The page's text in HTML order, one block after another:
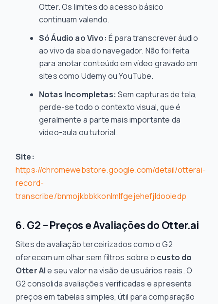
Otter. Os limites do acesso básico
continuam valendo.
Só Áudio ao Vivo: É para transcrever áudio
ao vivo da aba do navegador. Não foi feita
para anotar conteúdo em vídeo gravado em
sites como Udemy ou YouTube.
Notas Incompletas: Sem capturas de tela,
perde-se todo o contexto visual, que é
geralmente a parte mais importante da
vídeo-aula ou tutorial.
Site:
https://chromewebstore.google.com/detail/otterai-
record-
transcribe/bnmojkbbkkonlmlfgejehefjldooiedp
6. G2 – Preços e Avaliações do Otter.ai
Sites de avaliação terceirizados como o G2
oferecem um olhar sem filtros sobre o custo do
Otter AIe seu valor na visão de usuários reais. O
G2 consolida avaliações verificadas e apresenta
preços em tabelas simples, útil para comparação